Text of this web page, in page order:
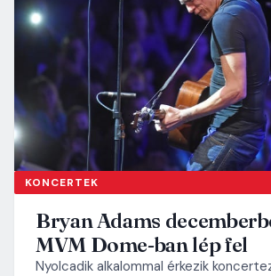
KONCERTEK
Bryan Adams
MVM Dome-ban lép fel
Nyolcadik alkalommal érkezik